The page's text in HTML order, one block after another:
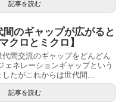
記事を読む
間のギャップが広がると
クロとミクロ】
間交流のギャップをどんどん
ェネレーションギャップという
たがこれからは世代間...
記事を読む